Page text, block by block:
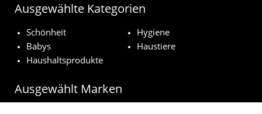
Ausgewählte Kategorien
Schönheit
Hygiene
Babys
Haustiere
Haushaltsprodukte
Ausgewählt Marken